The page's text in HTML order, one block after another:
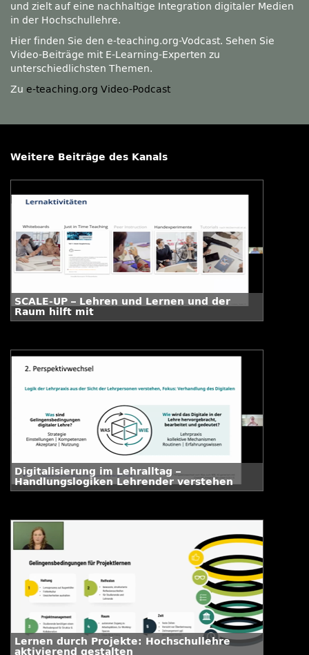
und zielt auf eine nachhaltige Integration digitaler Medien
in der Hochschullehre.
Hier finden Sie den e-teaching.org-Vodcast. Sehen Sie
Video-Beiträge mit E-Learning-Experten zu
unterschiedlichsten Themen.
Zu e-teaching.org Video-Podcast
Weitere Beiträge des Kanals
SCALE-UP – Lehren und Lernen und der
Raum hilft mit
Digitalisierung im Lehralltag –
Handlungslogiken Lehrender verstehen
Lernen durch Projekte: Hochschullehre
aktivierend gestalten